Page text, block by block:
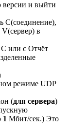
версии и выйти
C(соединение),
в
C или c Отчёт
режиме UDP
(для сервера)
1 Мбит/сек.) Это